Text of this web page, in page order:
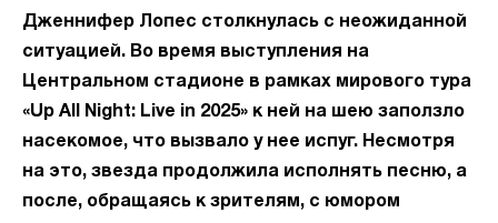
Дженнифер Лопес столкнулась с неожиданной
ситуацией. Во время выступления на
Центральном стадионе в рамках мирового тура
«Up All Night: Live in 2025» к ней на шею заползло
насекомое, что вызвало у нее испуг. Несмотря
на это, звезда продолжила исполнять песню, а
после, обращаясь к зрителям, с юмором